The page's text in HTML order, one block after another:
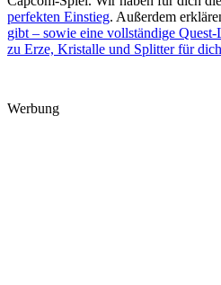
perfekten Einstieg. Außerdem
gibt – sowie eine vollständige Quest-
zu Erze, Kristalle und Splitter für
Werbung